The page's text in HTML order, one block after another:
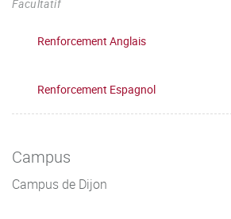
Facultatif
Renforcement Anglais
Renforcement Espagnol
Campus
Campus de Dijon